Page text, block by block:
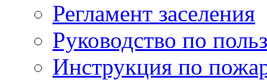
Регламент заселения
Руководство по
Инструкция по